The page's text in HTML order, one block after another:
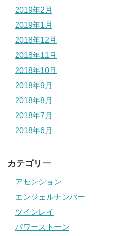
2019年2月
2019年1月
2018年12月
2018年11月
2018年10月
2018年9月
2018年8月
2018年7月
2018年6月
カテゴリー
アセンション
エンジェルナンバー
ツインレイ
パワーストーン